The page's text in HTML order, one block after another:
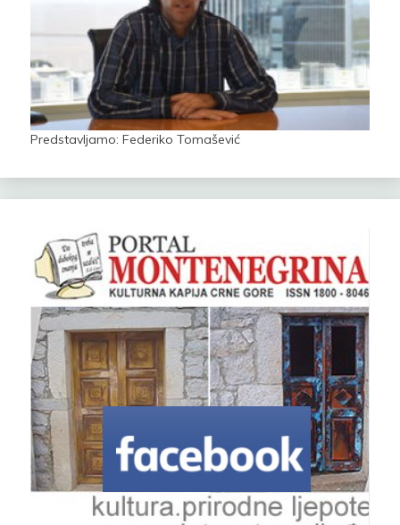
Predstavljamo: Federiko Tomašević